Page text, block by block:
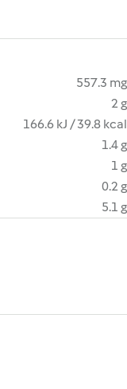
557.3 mg
2 g
166.6 kJ / 39.8 kcal
1.4 g
1 g
0.2 g
5.1 g